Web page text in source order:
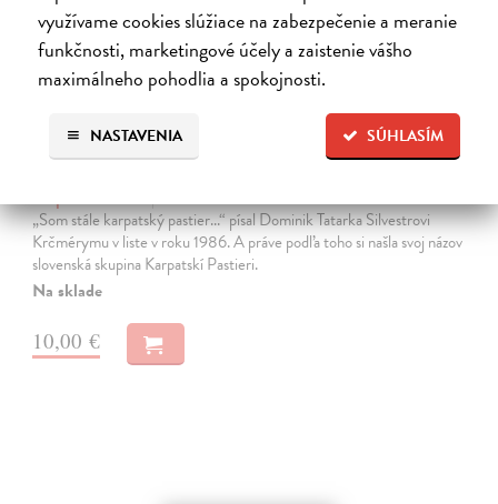
využívame cookies slúžiace na zabezpečenie a meranie
funkčnosti, marketingové účely a zaistenie vášho
maximálneho pohodlia a spokojnosti.
SÚHLASÍM
NASTAVENIA
na sklade
Karpatskí Pastieri - CD
Karpatskí Pastieri| Hudba
„Som stále karpatský pastier...“ písal Dominik Tatarka Silvestrovi
Krčmérymu v liste v roku 1986. A práve podľa toho si našla svoj názov
slovenská skupina Karpatskí Pastieri.
Na sklade
10,00 €